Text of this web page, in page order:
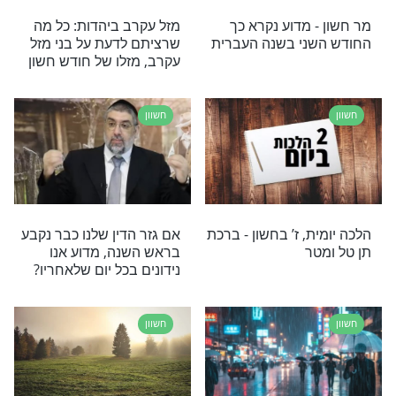
של חודש חשון
המסר החודשי של הרב
מנדל לחודש חשון
לדעת על
עלינו’’ - ז’ בחשוון
מסר החודש לחשון: עכשיו
מתחילים לאסוף זכויות לשנה